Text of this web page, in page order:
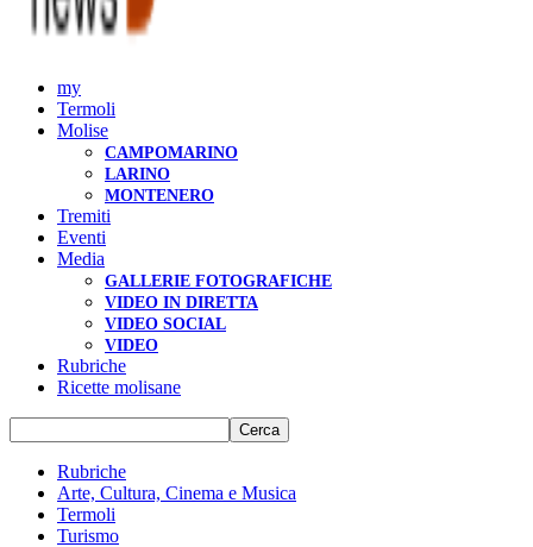
my
Termoli
Molise
CAMPOMARINO
LARINO
MONTENERO
Tremiti
Eventi
Media
GALLERIE FOTOGRAFICHE
VIDEO IN DIRETTA
VIDEO SOCIAL
VIDEO
Rubriche
Ricette molisane
Rubriche
Arte, Cultura, Cinema e Musica
Termoli
Turismo